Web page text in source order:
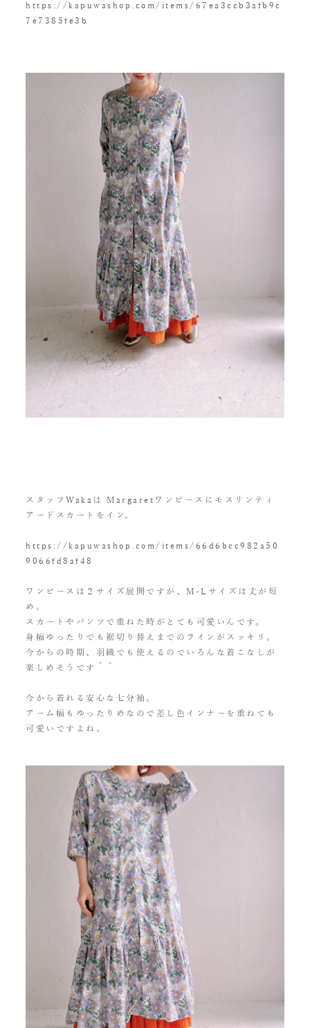
https://kapuwashop.com/items/67ea3ccb3afb9c
7e7385fe3b
スタッフWakaは Margaretワンピースにモスリンティ
アードスカートをイン。
https://kapuwashop.com/items/66d6bcc982a50
9066fd8af48
ワンピースは２サイズ展開ですが、M-Lサイズは丈が短
め。
スカートやパンツで重ねた時がとても可愛いんです。
身幅ゆったりでも裾切り替えまでのラインがスッキリ。
今からの時期、羽織でも使えるのでいろんな着こなしが
楽しめそうです＾＾
今から着れる安心な七分袖。
アーム幅もゆったりめなので差し色インナーを重ねても
可愛いですよね。